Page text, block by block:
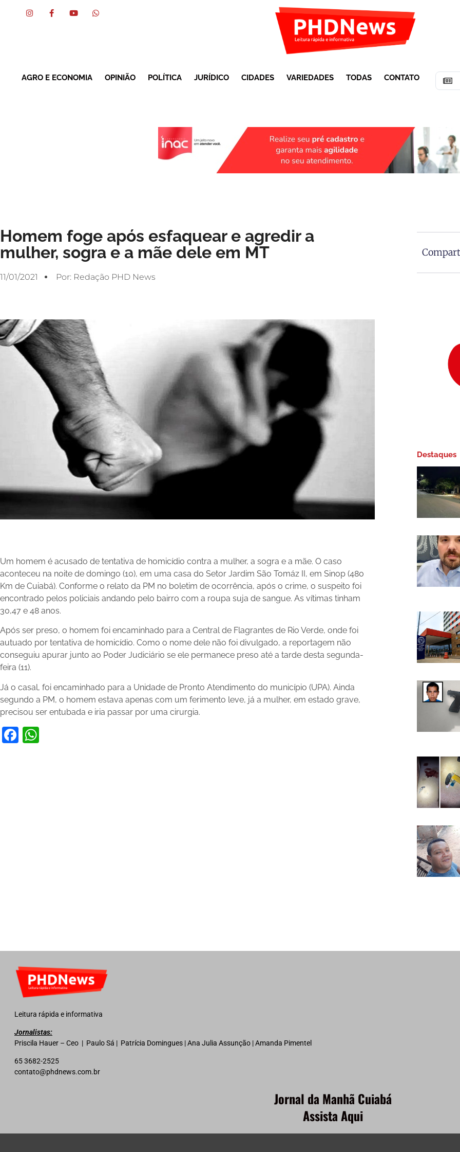
AGRO E ECONOMIA OPINIÃO POLÍTICA JURÍDICO CIDADES VARIEDADES TODAS CONTATO
Homem foge após esfaquear e agredir a
mulher, sogra e a mãe dele em MT
11/01/2021 Por: Redação PHD News
Um homem é acusado de tentativa de homicídio contra a mulher, a sogra e a mãe. O caso
aconteceu na noite de domingo (10), em uma casa do Setor Jardim São Tomáz II, em Sinop (480
Km de Cuiabá). Conforme o relato da PM no boletim de ocorrência, após o crime, o suspeito foi
encontrado pelos policiais andando pelo bairro com a roupa suja de sangue. As vítimas tinham
30,47 e 48 anos.
Após ser preso, o homem foi encaminhado para a Central de Flagrantes de Rio Verde, onde foi
autuado por tentativa de homicídio. Como o nome dele não foi divulgado, a reportagem não
conseguiu apurar junto ao Poder Judiciário se ele permanece preso até a tarde desta segunda-
feira (11).
Já o casal, foi encaminhado para a Unidade de Pronto Atendimento do município (UPA). Ainda
segundo a PM, o homem estava apenas com um ferimento leve, já a mulher, em estado grave,
precisou ser entubada e iria passar por uma cirurgia.
Facebook
Destaques
Leitura rápida e informativa
Jornalistas:
Priscila Hauer – Ceo | Paulo Sá | Patrícia Domingues | Ana Julia Assunção | Amanda Pimentel
65 3682-2525
contato@phdnews.com.br
Jornal da Manhã Cuiabá
Assista Aqui